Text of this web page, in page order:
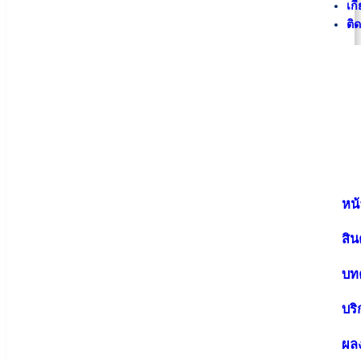
เ
ติ
ห
สิน
บท
บริ
ผล